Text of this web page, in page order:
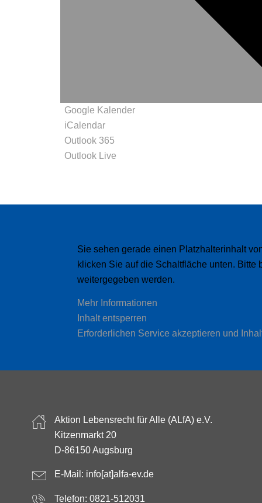
Google Kalender
iCalendar
Outlook 365
Outlook Live
Sie sehen gerade einen Platzhalterinhalt
klicken Sie auf die Schaltfläche unten.
weitergegeben werden.
Mehr Informationen
Inhalt entsperren
Erforderlichen Service akzeptieren und
Aktion Lebensrecht für Alle (ALfA) e.V.
Kitzenmarkt 20
D-86150 Augsburg
E-Mail: info[at]alfa-ev.de
Telefon: 0821-512031